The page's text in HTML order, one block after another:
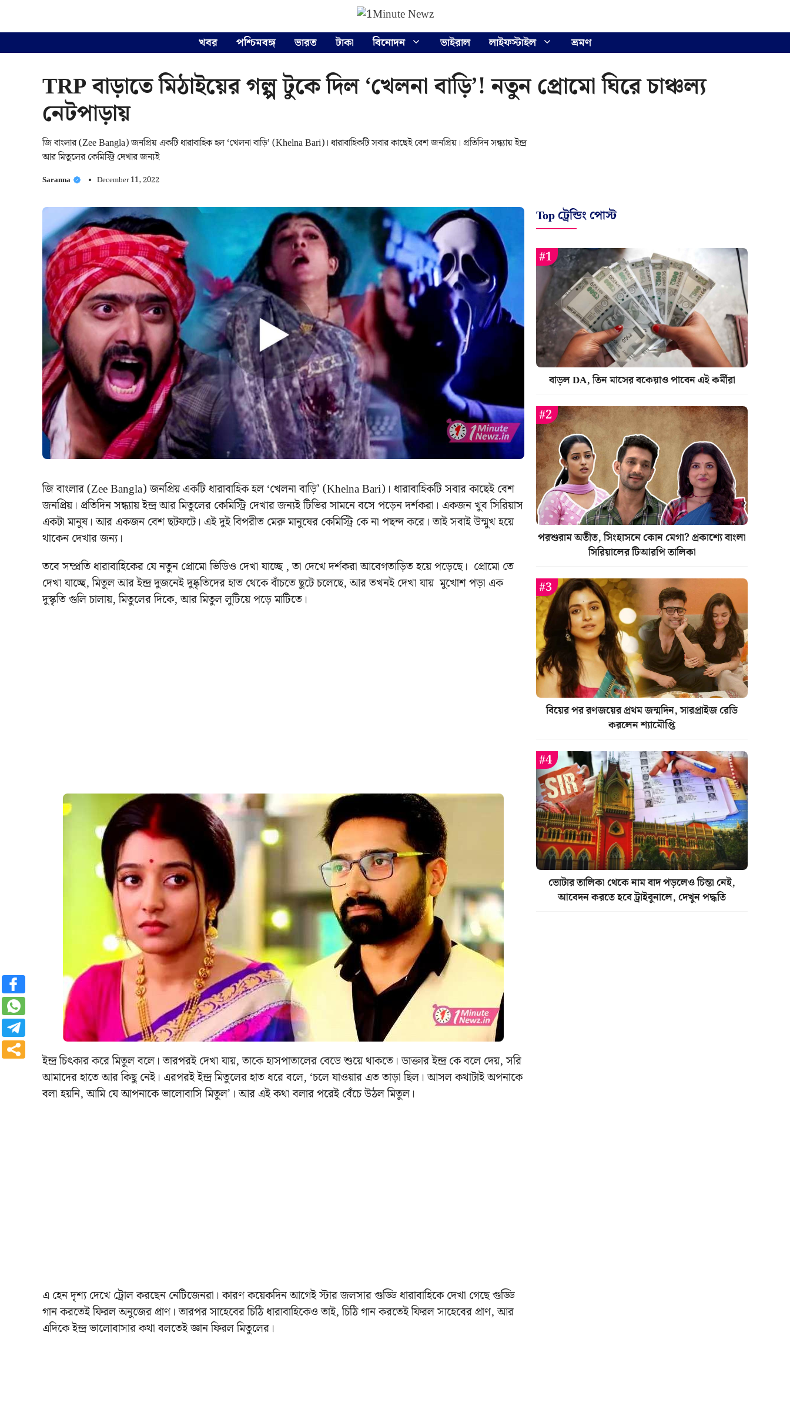
খবর পশ্চিমবঙ্গ ভারত টাকা বিনোদন ভাইরাল লাইফস্টাইল ভ্রমণ
TRP বাড়াতে মিঠাইয়ের গল্প টুকে দিল ‘খেলনা বাড়ি’! নতুন প্রোমো ঘিরে চাঞ্চল্য
নেটপাড়ায়
জি বাংলার (Zee Bangla) জনপ্রিয় একটি ধারাবাহিক হল ‘খেলনা বাড়ি’ (Khelna Bari)। ধারাবাহিকটি সবার কাছেই বেশ জনপ্রিয়। প্রতিদিন সন্ধ্যায় ইন্দ্র
আর মিতুলের কেমিস্ট্রি দেখার জন্যই
Saranna December 11, 2022
জি বাংলার (Zee Bangla) জনপ্রিয় একটি ধারাবাহিক হল ‘খেলনা বাড়ি’ (Khelna Bari)। ধারাবাহিকটি সবার কাছেই বেশ
জনপ্রিয়। প্রতিদিন সন্ধ্যায় ইন্দ্র আর মিতুলের কেমিস্ট্রি দেখার জন্যই টিভির সামনে বসে পড়েন দর্শকরা। একজন খুব সিরিয়াস
একটা মানুষ। আর একজন বেশ ছটফটে। এই দুই বিপরীত মেরু মানুষের কেমিস্ট্রি কে না পছন্দ করে। তাই সবাই উন্মুখ হয়ে
থাকেন দেখার জন্য।
তবে সম্প্রতি ধারাবাহিকের যে নতুন প্রোমো ভিডিও দেখা যাচ্ছে , তা দেখে দর্শকরা আবেগতাড়িত হয়ে পড়েছে। প্রোমো তে
দেখা যাচ্ছে, মিতুল আর ইন্দ্র দুজনেই দুষ্কৃতিদের হাত থেকে বাঁচতে ছুটে চলেছে, আর তখনই দেখা যায় মুখোশ পড়া এক
দুস্কৃতি গুলি চালায়, মিতুলের দিকে, আর মিতুল লুটিয়ে পড়ে মাটিতে।
ইন্দ্র চিৎকার করে মিতুল বলে। তারপরই দেখা যায়, তাকে হাসপাতালের বেডে শুয়ে থাকতে। ডাক্তার ইন্দ্র কে বলে দেয়, সরি
আমাদের হাতে আর কিছু নেই। এরপরই ইন্দ্র মিতুলের হাত ধরে বলে, ‘চলে যাওয়ার এত তাড়া ছিল। আসল কথাটাই অপনাকে
বলা হয়নি, আমি যে আপনাকে ভালোবাসি মিতুল’। আর এই কথা বলার পরেই বেঁচে উঠল মিতুল।
এ হেন দৃশ্য দেখে ট্রোল করছেন নেটিজেনরা। কারণ কয়েকদিন আগেই স্টার জলসার গুড্ডি ধারাবাহিকে দেখা গেছে গুড্ডি
গান করতেই ফিরল অনুজের প্রাণ। তারপর সাহেবের চিঠি ধারাবাহিকেও তাই, চিঠি গান করতেই ফিরল সাহেবের প্রাণ, আর
এদিকে ইন্দ্র ভালোবাসার কথা বলতেই জ্ঞান ফিরল মিতুলের।
Top ট্রেন্ডিং পোস্ট
বাড়ল DA, তিন মাসের বকেয়াও পাবেন এই কর্মীরা
পরশুরাম অতীত, সিংহাসনে কোন মেগা? প্রকাশ্যে বাংলা
সিরিয়ালের টিআরপি তালিকা
বিয়ের পর রণজয়ের প্রথম জন্মদিন, সারপ্রাইজ রেডি
করলেন শ্যামৌপ্তি
ভোটার তালিকা থেকে নাম বাদ পড়লেও চিন্তা নেই,
আবেদন করতে হবে ট্রাইবুনালে, দেখুন পদ্ধতি